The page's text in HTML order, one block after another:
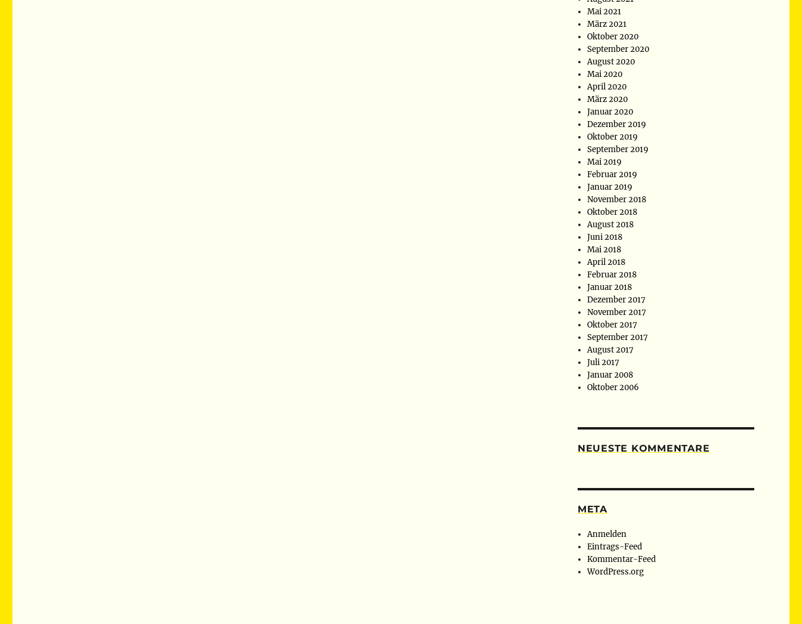
Mai 2021
März 2021
Oktober 2020
September 2020
August 2020
Mai 2020
April 2020
März 2020
Januar 2020
Dezember 2019
Oktober 2019
September 2019
Mai 2019
Februar 2019
Januar 2019
November 2018
Oktober 2018
August 2018
Juni 2018
Mai 2018
April 2018
Februar 2018
Januar 2018
Dezember 2017
November 2017
Oktober 2017
September 2017
August 2017
Juli 2017
Januar 2008
Oktober 2006
NEUESTE KOMMENTARE
META
Anmelden
Eintrags-Feed
Kommentar-Feed
WordPress.org